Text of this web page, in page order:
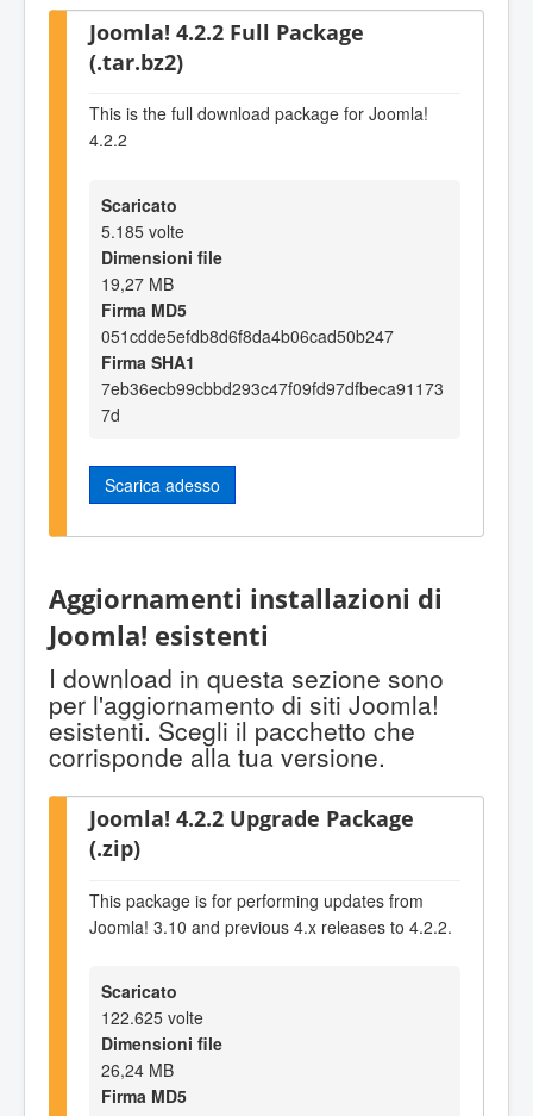
Joomla! 4.2.2 Full Package
(.tar.bz2)
This is the full download package for Joomla!
4.2.2
Scaricato
5.185 volte
Dimensioni file
19,27 MB
Firma MD5
051cdde5efdb8d6f8da4b06cad50b247
Firma SHA1
7eb36ecb99cbbd293c47f09fd97dfbeca91173
7d
Scarica adesso
Aggiornamenti installazioni di
Joomla! esistenti
I download in questa sezione sono
per l'aggiornamento di siti Joomla!
esistenti. Scegli il pacchetto che
corrisponde alla tua versione.
Joomla! 4.2.2 Upgrade Package
(.zip)
This package is for performing updates from
Joomla! 3.10 and previous 4.x releases to 4.2.2.
Scaricato
122.625 volte
Dimensioni file
26,24 MB
Firma MD5